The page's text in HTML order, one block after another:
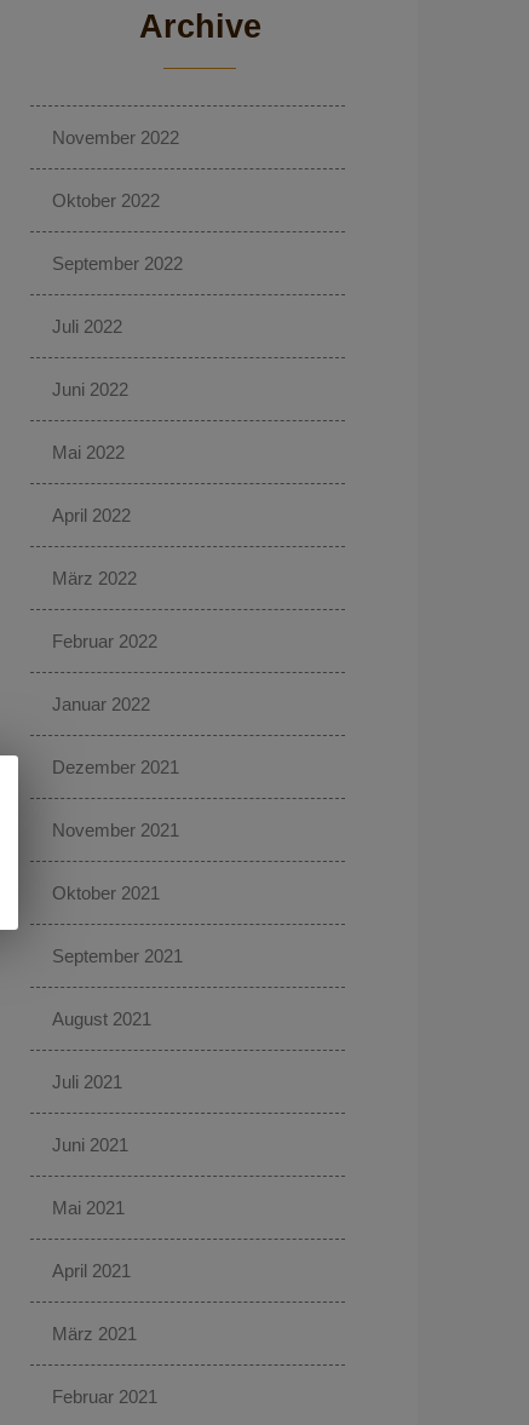
Archive
November 2022
Oktober 2022
September 2022
Juli 2022
Juni 2022
Mai 2022
April 2022
März 2022
Februar 2022
Januar 2022
Dezember 2021
November 2021
Oktober 2021
September 2021
August 2021
Juli 2021
Juni 2021
Mai 2021
April 2021
März 2021
Februar 2021